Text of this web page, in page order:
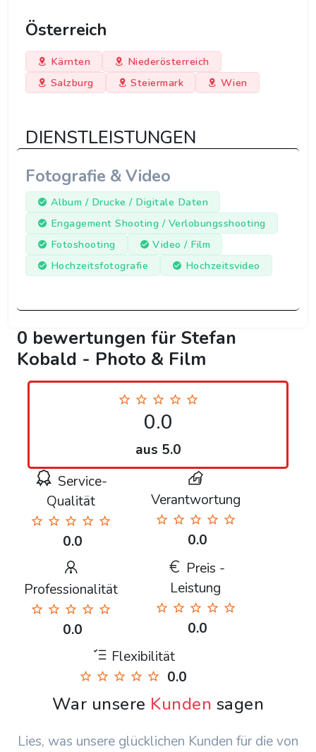
Österreich
Kärnten
Niederösterreich
Salzburg
Steiermark Wien
DIENSTLEISTUNGEN
Fotografie & Video
Album / Drucke / Digitale Daten
Engagement Shooting / Verlobungsshooting
Fotoshooting
Video / Film
Hochzeitsfotografie
Hochzeitsvideo
0 bewertungen für Stefan
Kobald - Photo & Film
0.0
aus 5.0
Service-
Qualität
0.0
Verantwortung
0.0
Professionalität
0.0
Preis -
Leistung
0.0
Flexibilität
0.0
War unsere Kunden sagen
Lies, was unsere glücklichen Kunden für die von